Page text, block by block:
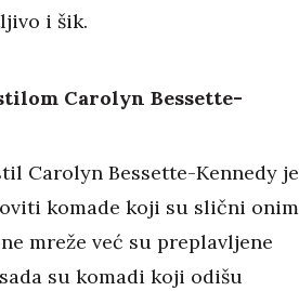
i šik.
Carolyn Bessette-
Carolyn Bessette-Kennedy je
komade koji su slični
mreže već su preplavljene
su komadi koji odišu